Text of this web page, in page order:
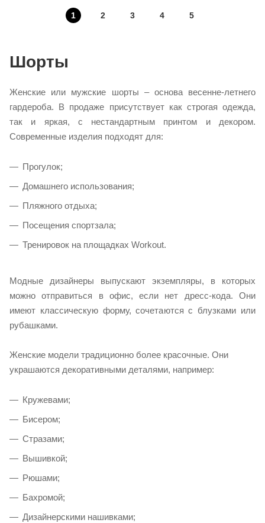
1 2 3 4 5
Шорты
Женские или мужские шорты – основа весенне-летнего
гардероба. В продаже присутствует как строгая одежда,
так и яркая, с нестандартным принтом и декором.
Современные изделия подходят для:
Прогулок;
Домашнего использования;
Пляжного отдыха;
Посещения спортзала;
Тренировок на площадках Workout.
Модные дизайнеры выпускают экземпляры, в которых
можно отправиться в офис, если нет дресс-кода. Они
имеют классическую форму, сочетаются с блузками или
рубашками.
Женские модели традиционно более красочные. Они
украшаются декоративными деталями, например:
Кружевами;
Бисером;
Стразами;
Вышивкой;
Рюшами;
Бахромой;
Дизайнерскими нашивками;